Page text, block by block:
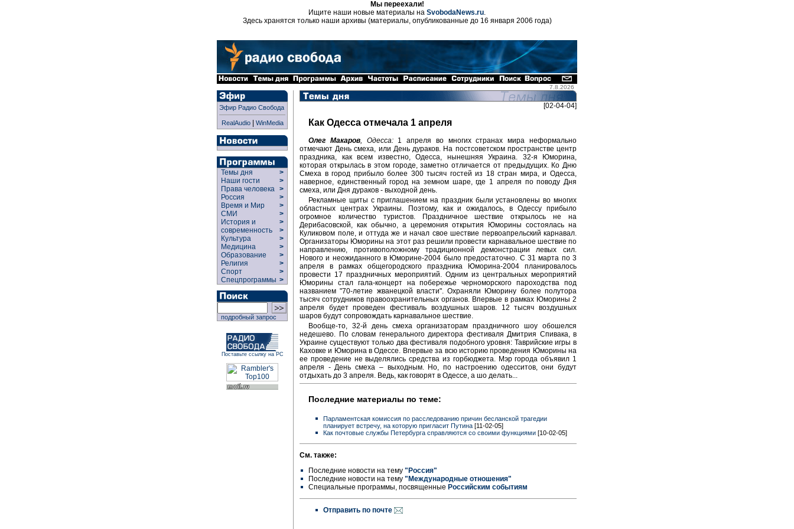
Мы переехали!
Ищите наши новые материалы на SvobodaNews.ru.
Здесь хранятся только наши архивы (материалы, опубликованные до 16 января 2006 года)
7.8.2026
Эфир Радио Свобода
RealAudio| WinMedia
Темы дня
>
Наши гости
>
Права человека >
Россия
>
Время и Мир
>
СМИ
>
История и
современность
>
>
Культура
>
Медицина
>
Образование
>
Религия
>
Спорт
>
Спецпрограммы >
подробный запрос
Поставьте ссылку на РС
[02-04-04]
Как Одесса отмечала 1 апреля
Олег Макаров, Одесса:1 апреля во многих странах мира неформально
отмечают День смеха, или День дураков. На постсоветском пространстве центр
праздника, как всем известно, Одесса, нынешняя Украина. 32-я Юморина,
которая открылась в этом городе, заметно отличается от предыдущих. Ко Дню
Смеха в город прибыло более 300 тысяч гостей из 18 стран мира, и Одесса,
наверное, единственный город на земном шаре, где 1 апреля по поводу Дня
смеха, или Дня дураков - выходной день.
Рекламные щиты с приглашением на праздник были установлены во многих
областных центрах Украины. Поэтому, как и ожидалось, в Одессу прибыло
огромное количество туристов. Праздничное шествие открылось не на
Дерибасовской, как обычно, а церемония открытия Юморины состоялась на
Куликовом поле, и оттуда же и начал свое шествие первоапрельский карнавал.
Организаторы Юморины на этот раз решили провести карнавальное шествие по
направлению, противоположному традиционной демонстрации левых сил.
Нового и неожиданного в Юморине-2004 было предостаточно. С 31 марта по 3
апреля в рамках общегородского праздника Юморина-2004 планировалось
провести 17 праздничных мероприятий. Одним из центральных мероприятий
Юморины стал гала-концерт на побережье черноморского пароходства под
названием "70-летие жванецкой власти". Охраняли Юморину более полутора
тысяч сотрудников правоохранительных органов. Впервые в рамках Юморины 2
апреля будет проведен фестиваль воздушных шаров. 12 тысяч воздушных
шаров будут сопровождать карнавальное шествие.
Вообще-то, 32-й день смеха организаторам праздничного шоу обошелся
недешево. По словам генерального директора фестиваля Дмитрия Спивака, в
Украине существуют только два фестиваля подобного уровня: Таврийские игры в
Каховке и Юморина в Одессе. Впервые за всю историю проведения Юморины на
ее проведение не выделялись средства из горбюджета. Мэр города объявил 1
апреля - День смеха – выходным. Но, по настроению одесситов, они будут
отдыхать до 3 апреля. Ведь, как говорят в Одессе, а шо делать...
Последние материалы по теме:
Парламентская комиссия по расследованию причин бесланской трагедии
планирует встречу, на которую пригласит Путина [11-02-05]
Как почтовые службы Петербурга справляются со своими функциями [10-02-05]
См. также:
Последние новости на тему "Россия"
Последние новости на тему "Международные отношения"
Специальные программы, посвященные Российским событиям
Отправить по почте